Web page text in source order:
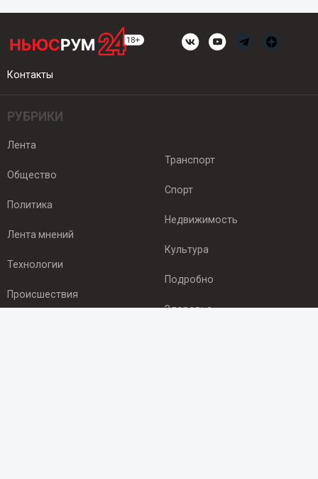
Контакты
РУБРИКИ
Лента
Общество
Политика
Лента мнений
Технологии
Происшествия
Транспорт
Спорт
Недвижимость
Культура
Подробно
Здоровье